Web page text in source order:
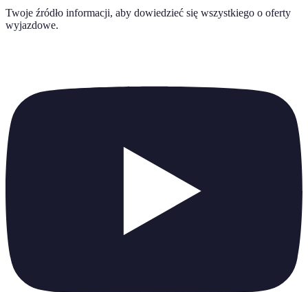
Twoje źródło informacji, aby dowiedzieć się wszystkiego o oferty
wyjazdowe.